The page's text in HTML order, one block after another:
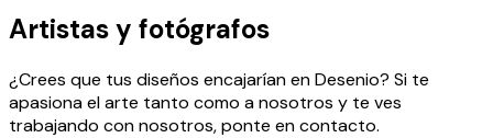
Artistas y fotógrafos
¿Crees que tus diseños encajarían en Desenio? Si te
apasiona el arte tanto como a nosotros y te ves
trabajando con nosotros, ponte en contacto.